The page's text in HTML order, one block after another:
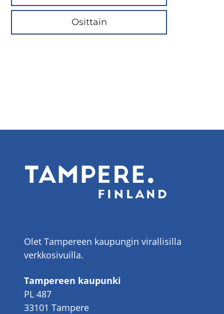
Osittain
Olet Tampereen kaupungin virallisilla
verkkosivuilla.
Tampereen kaupunki
PL 487
33101 Tampere